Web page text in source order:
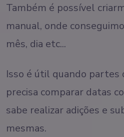
Também é possível
manual, onde
mês, dia etc...
Isso é útil quando partes
precisa comparar datas
sabe realizar adições e
mesmas.